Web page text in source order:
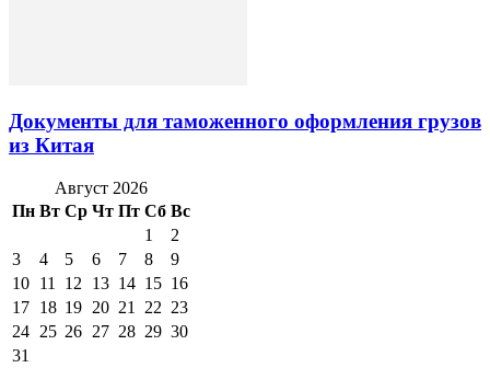
Документы для таможенного оформления грузов
из Китая
Август 2026
Пн Вт Ср Чт Пт Сб Вс
1
2
3
4 5 6 7 8
9
10 11 12 13 14 15 16
17 18 19 20 21 22 23
24 25 26 27 28 29 30
31